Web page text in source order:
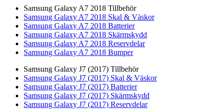
Samsung Galaxy A7 2018 Tillbehör
Samsung Galaxy A7 2018 Skal & Väskor
Samsung Galaxy A7 2018 Batterier
Samsung Galaxy A7 2018 Skärmskydd
Samsung Galaxy A7 2018 Reservdelar
Samsung Galaxy A7 2018 Bumper
Samsung Galaxy J7 (2017) Tillbehör
Samsung Galaxy J7 (2017) Skal & Väskor
Samsung Galaxy J7 (2017) Batterier
Samsung Galaxy J7 (2017) Skärmskydd
Samsung Galaxy J7 (2017) Reservdelar